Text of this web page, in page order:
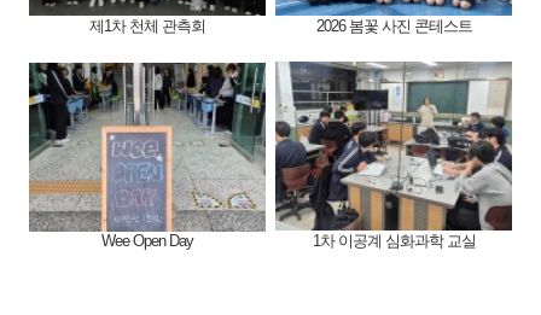
제1차 천체 관측회 2026 봄꽃 사진 콘테스트
Wee Open Day 1차 이공계 심화과학 교실